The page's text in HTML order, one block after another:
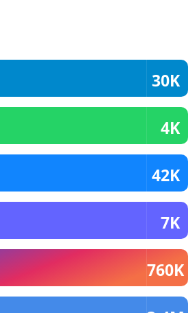
30K
4K
42K
7K
760K